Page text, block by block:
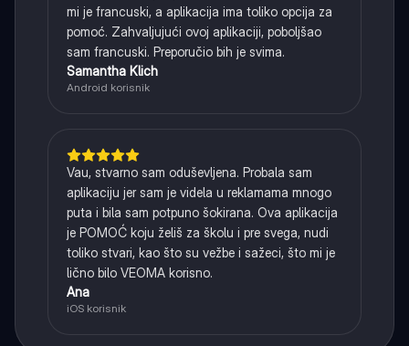
mi je francuski, a aplikacija ima toliko opcija za
pomoć. Zahvaljujući ovoj aplikaciji, poboljšao
sam francuski. Preporučio bih je svima.
Samantha Klich
Android korisnik
Vau, stvarno sam oduševljena. Probala sam
aplikaciju jer sam je videla u reklamama mnogo
puta i bila sam potpuno šokirana. Ova aplikacija
je POMOĆ koju želiš za školu i pre svega, nudi
toliko stvari, kao što su vežbe i sažeci, što mi je
lično bilo VEOMA korisno.
Ana
iOS korisnik